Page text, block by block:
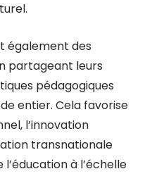
également des
partageant leurs
pédagogiques
entier. Cela favorise
l’innovation
transnationale
à l’échelle